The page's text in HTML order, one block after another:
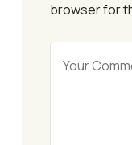
browser for